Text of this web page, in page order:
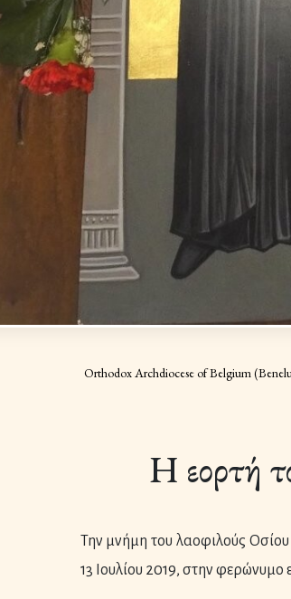
Orthodox Archdiocese of Belgium
Η εορτή
Την μνήμη του λαοφιλούς
13 Ιουλίου 2019, στην